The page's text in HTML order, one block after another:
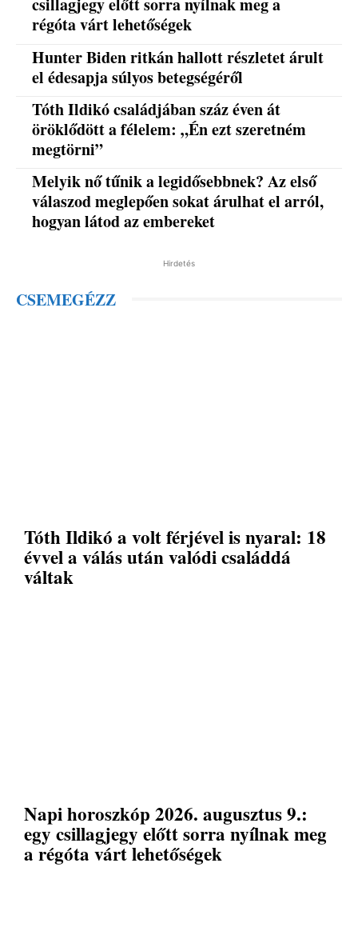
csillagjegy előtt sorra nyílnak meg a
régóta várt lehetőségek
Hunter Biden ritkán hallott részletet árult
el édesapja súlyos betegségéről
Tóth Ildikó családjában száz éven át
öröklődött a félelem: „Én ezt szeretném
megtörni”
Melyik nő tűnik a legidősebbnek? Az első
válaszod meglepően sokat árulhat el arról,
hogyan látod az embereket
Hirdetés
CSEMEGÉZZ
Tóth Ildikó a volt férjével is nyaral: 18
évvel a válás után valódi családdá
váltak
Napi horoszkóp 2026. augusztus 9.:
egy csillagjegy előtt sorra nyílnak meg
a régóta várt lehetőségek